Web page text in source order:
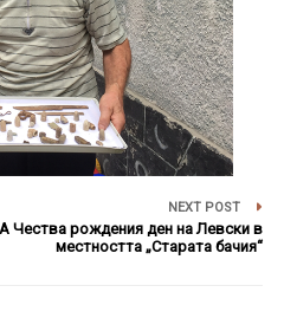
NEXT POST
рождения ден на Левски в
местността „Старата бачия“